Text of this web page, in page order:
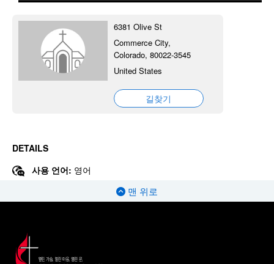
6381 Olive St
Commerce City,
Colorado, 80022-3545
United States
길찾기
DETAILS
사용 언어: 영어
맨 위로